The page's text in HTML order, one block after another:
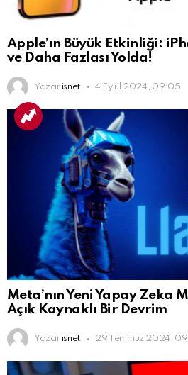
Apple’ın Büyük Etkinliği:
ve Daha Fazlası Yolda!
Yazar isnet 4 Eylül 2024, 09:05
Meta’nın Yeni Yapay Zeka
Açık Kaynaklı Bir Devrim
Yazar isnet 29 Temmuz 2024,